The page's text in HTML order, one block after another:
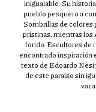
inigualable. Su
pueblo pesquero a
Sombrillas de colores
prístinas, mientras los
fondo. Escultores de
encontrado inspiración
texto de Edoardo Nesi
de este paraíso sin